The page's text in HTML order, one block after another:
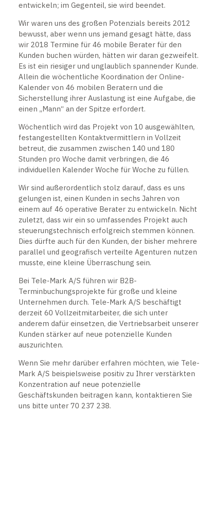
entwickeln; im Gegenteil, sie wird beendet.
Wir waren uns des großen Potenzials bereits 2012
bewusst, aber wenn uns jemand gesagt hätte, dass
wir 2018 Termine für 46 mobile Berater für den
Kunden buchen würden, hätten wir daran gezweifelt.
Es ist ein riesiger und unglaublich spannender Kunde.
Allein die wöchentliche Koordination der Online-
Kalender von 46 mobilen Beratern und die
Sicherstellung ihrer Auslastung ist eine Aufgabe, die
einen „Mann“ an der Spitze erfordert.
Wöchentlich wird das Projekt von 10 ausgewählten,
festangestellten Kontaktvermittlern in Vollzeit
betreut, die zusammen zwischen 140 und 180
Stunden pro Woche damit verbringen, die 46
individuellen Kalender Woche für Woche zu füllen.
Wir sind außerordentlich stolz darauf, dass es uns
gelungen ist, einen Kunden in sechs Jahren von
einem auf 46 operative Berater zu entwickeln. Nicht
zuletzt, dass wir ein so umfassendes Projekt auch
steuerungstechnisch erfolgreich stemmen können.
Dies dürfte auch für den Kunden, der bisher mehrere
parallel und geografisch verteilte Agenturen nutzen
musste, eine kleine Überraschung sein.
Bei Tele-Mark A/S führen wir B2B-
Terminbuchungsprojekte für große und kleine
Unternehmen durch. Tele-Mark A/S beschäftigt
derzeit 60 Vollzeitmitarbeiter, die sich unter
anderem dafür einsetzen, die Vertriebsarbeit unserer
Kunden stärker auf neue potenzielle Kunden
auszurichten.
Wenn Sie mehr darüber erfahren möchten, wie Tele-
Mark A/S beispielsweise positiv zu Ihrer verstärkten
Konzentration auf neue potenzielle
Geschäftskunden beitragen kann, kontaktieren Sie
uns bitte unter 70 237 238.